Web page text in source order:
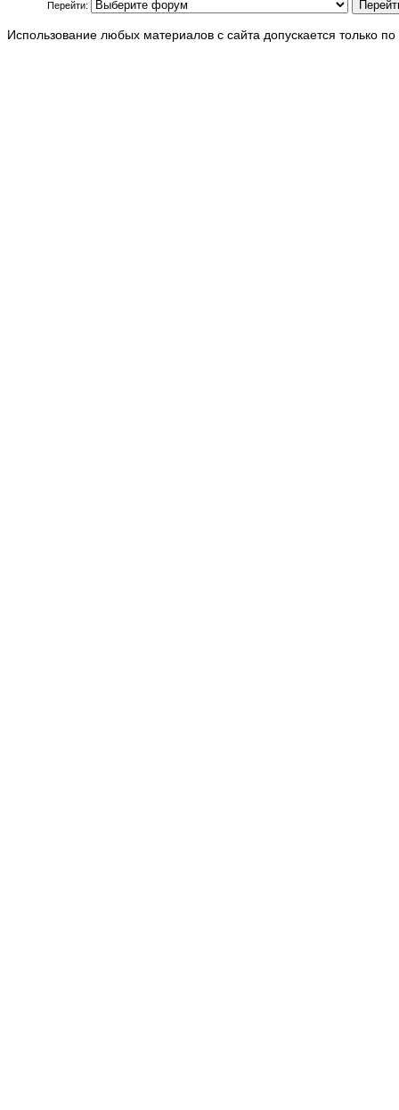
Перейти:
Использование любых материалов с сайта допускается только